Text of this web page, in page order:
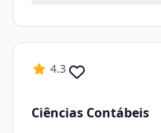
4.3
Ciências Contábeis